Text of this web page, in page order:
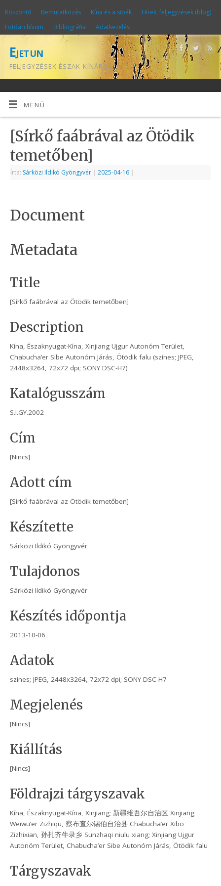
Köszöntő Bemutatkozás Kína és a sibék
Hírek, feljegyzések (blog)
Fotóarchívum
Bibliográfia Adatkezelés
Ejetun
FELJEGYZÉSEK ÉSZAK-KÍNÁRÓL
MENÜ
[Sírkő faábrával az Ötödik
temetőben]
Írta: Sárközi Ildikó Gyöngyvér | 2025-04-16 |
Document
Metadata
Title
[Sírkő faábrával az Ötödik temetőben]
Description
Kína, Északnyugat-Kína, Xinjiang Ujgur Autonóm Terület,
Chabucha’er Sibe Autonóm Járás, Ötödik falu (színes; JPEG,
2448x3264, 72x72 dpi; SONY DSC-H7)
Katalógusszám
S.I.GY.2002
Cím
[Nincs]
Adott cím
[Sírkő faábrával az Ötödik temetőben]
Készítette
Sárközi Ildikó Gyöngyvér
Tulajdonos
Sárközi Ildikó Gyöngyvér
Készítés időpontja
2013-10-06
Adatok
színes; JPEG, 2448x3264, 72x72 dpi; SONY DSC-H7
Megjelenés
[Nincs]
Kiállítás
[Nincs]
Földrajzi tárgyszavak
Kína, Északnyugat-Kína, Xinjiang; 新疆维吾尔自治区 Xinjiang
Weiwu’er Zizhiqu, 察布查尔锡伯自治县 Chabucha’er Xibo
Zizhixian, 孙扎齐牛录乡 Sunzhaqi niulu xiang; Xinjiang Ujgur
Autonóm Terület, Chabucha’er Sibe Autonóm Járás, Ötödik falu
Tárgyszavak